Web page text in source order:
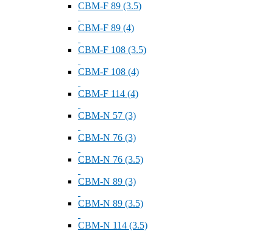
СВМ-F 89 (3.5)
СВМ-F 89 (4)
СВМ-F 108 (3.5)
СВМ-F 108 (4)
СВМ-F 114 (4)
СВМ-N 57 (3)
СВМ-N 76 (3)
СВМ-N 76 (3.5)
СВМ-N 89 (3)
СВМ-N 89 (3.5)
СВМ-N 114 (3.5)